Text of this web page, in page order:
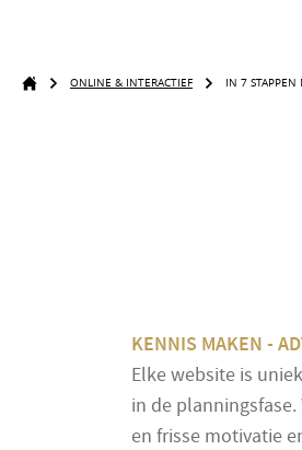
ONLINE & INTERACTIEF IN 7 STAPPEN
KENNIS MAKEN -
Elke website is
in de
en frisse motivatie